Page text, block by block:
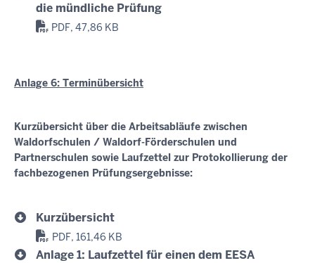
die mündliche Prüfung
PDF, 47,86 KB
Anlage 6: Terminübersicht
Kurzübersicht über die Arbeitsabläufe zwischen
Waldorfschulen / Waldorf-Förderschulen und
Partnerschulen sowie Laufzettel zur Protokollierung der
fachbezogenen Prüfungsergebnisse:
Kurzübersicht
PDF, 161,46 KB
Anlage 1: Laufzettel für einen dem EESA